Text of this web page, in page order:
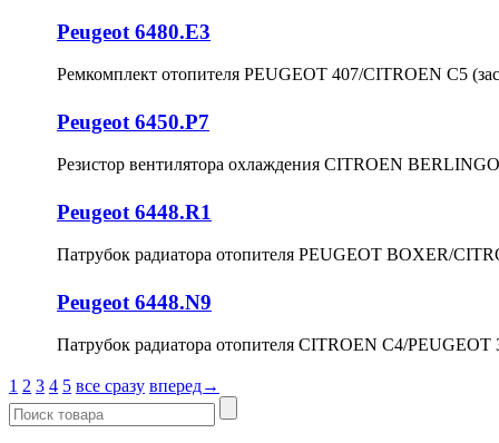
Peugeot 6480.E3
Ремкомплект отопителя PEUGEOT 407/CITROEN С5
Peugeot 6450.P7
Резистор вентилятора охлаждения CITROEN
Peugeot 6448.R1
Патрубок радиатора отопителя PEUGEOT BOXER/
Peugeot 6448.N9
Патрубок радиатора отопителя CITROEN C4/
1 2 3 4 5 все сразу вперед→